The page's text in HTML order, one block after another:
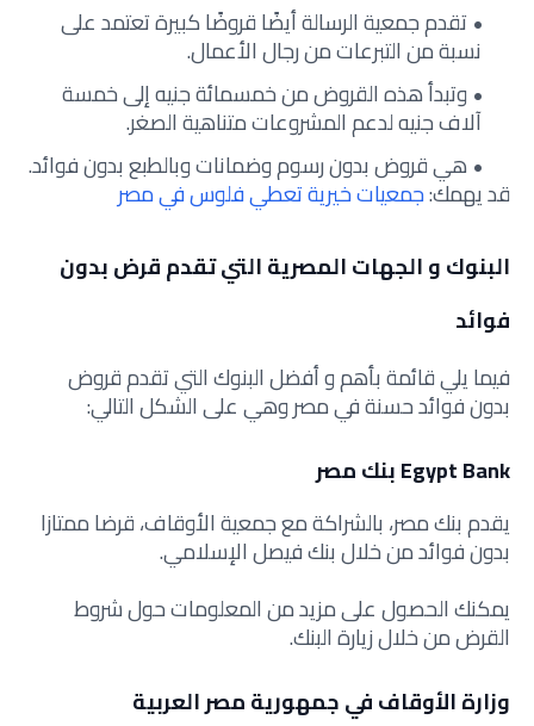
تقدم جمعية الرسالة أيضًا قروضًا كبيرة تعتمد على
نسبة من التبرعات من رجال الأعمال.
وتبدأ هذه القروض من خمسمائة جنيه إلى خمسة
آلاف جنيه لدعم المشروعات متناهية الصغر.
هي قروض بدون رسوم وضمانات وبالطبع بدون فوائد.
قد يهمك:جمعيات خيرية تعطي فلوس في مصر
البنوك و الجهات المصرية التي تقدم قرض بدون
فوائد
فيما يلي قائمة بأهم و أفضل البنوك التي تقدم قروض
بدون فوائد حسنة في مصر وهي على الشكل التالي:
Egypt Bank بنك مصر
يقدم بنك مصر، بالشراكة مع جمعية الأوقاف، قرضا ممتازا
بدون فوائد من خلال بنك فيصل الإسلامي.
يمكنك الحصول على مزيد من المعلومات حول شروط
القرض من خلال زيارة البنك.
وزارة الأوقاف في جمهورية مصر العربية